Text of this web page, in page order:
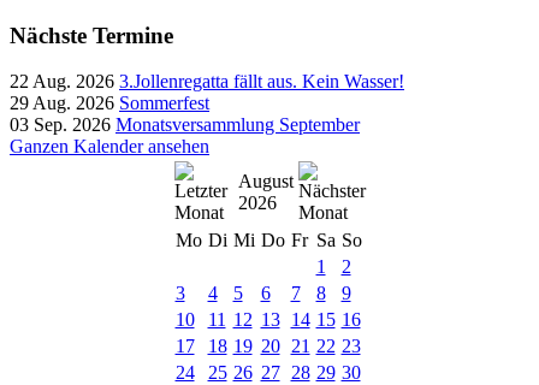
Nächste Termine
22 Aug. 2026 3.Jollenregatta fällt aus. Kein Wasser!
29 Aug. 2026 Sommerfest
03 Sep. 2026 Monatsversammlung September
Ganzen Kalender ansehen
August
2026
Mo Di Mi Do Fr Sa So
1
2
3
4 5 6 7 8
9
10
11 12 13 14 15 16
17
18 19 20 21 22 23
24
25 26 27 28 29 30